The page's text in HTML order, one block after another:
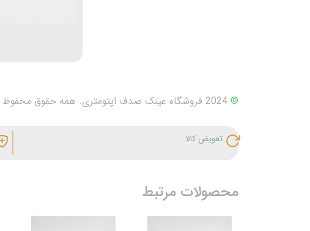
©
تعویض کالا
محصولات مرتبط